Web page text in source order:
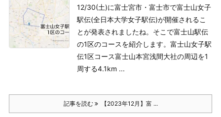
12/30(土)に富士宮市・富士市で富士山女子
駅伝(全日本大学女子駅伝)が開催されるこ
とが発表されましたね。そこで富士山駅伝
の1区のコースを紹介します。 富士山女子駅
伝1区コース富士山本宮浅間大社の周辺を1
周する4.1km ...
記事を読む 【2023年12月】富 ...